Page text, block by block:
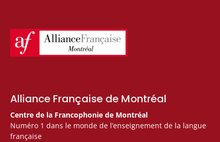
Alliance Française de Montréal
Centre de la Francophonie de Montréal
Numéro 1 dans le monde de l’enseignement de la langue
française